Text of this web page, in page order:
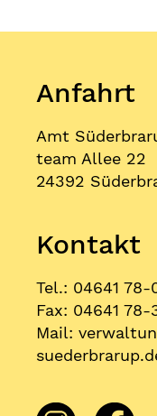
Anfahrt
Amt
team Allee 22
24392
Kontakt
Tel.: 04641 78-
Fax: 04641 78-
Mail: